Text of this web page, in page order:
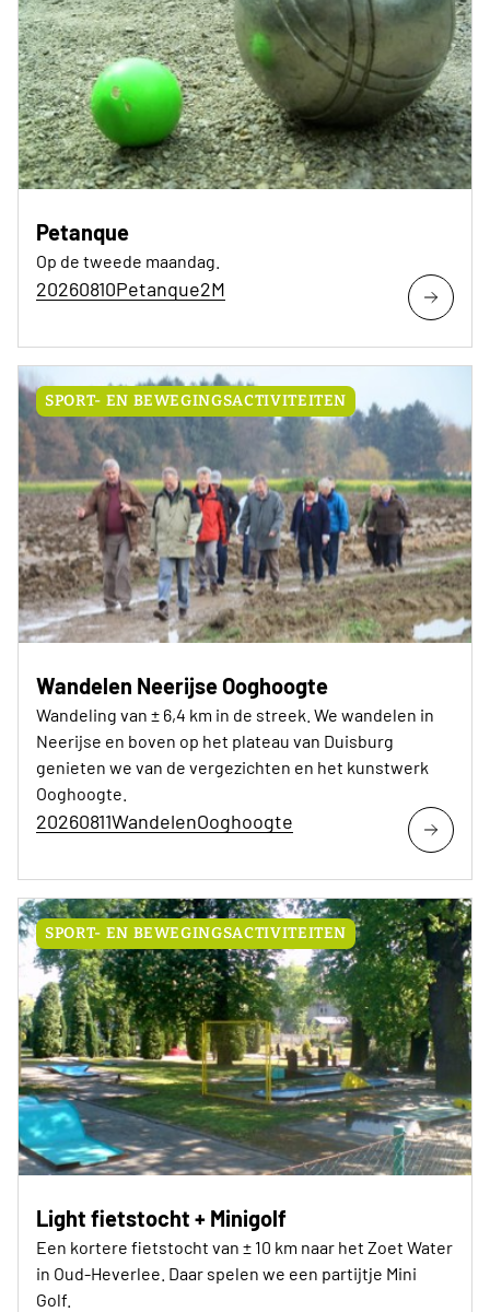
Petanque
Op de tweede maandag.
20260810Petanque2M
SPORT- EN BEWEGINGSACTIVITEITEN
Wandelen Neerijse Ooghoogte
Wandeling van ± 6,4 km in de streek. We wandelen in
Neerijse en boven op het plateau van Duisburg
genieten we van de vergezichten en het kunstwerk
Ooghoogte.
20260811WandelenOoghoogte
SPORT- EN BEWEGINGSACTIVITEITEN
Light fietstocht + Minigolf
Een kortere fietstocht van ± 10 km naar het Zoet Water
in Oud-Heverlee. Daar spelen we een partijtje Mini
Golf.